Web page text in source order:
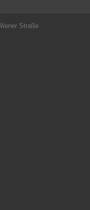
Straße